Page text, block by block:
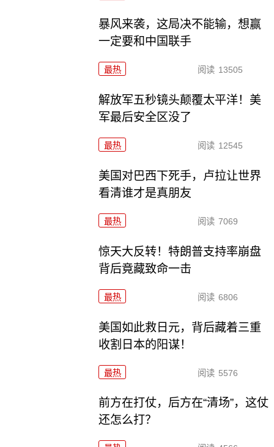
暴风来袭，这局决不能输，想赢
一定要和中国联手
最热 阅读 13505
解放军五秒镜头颠覆太平洋！美
军最后安全区没了
最热 阅读 12545
美国对巴西下死手，卢拉让世界
看清谁才是真朋友
最热 阅读 7069
惊天大反转！特朗普支持率崩盘
背后竟藏致命一击
最热 阅读 6806
美国如此救日元，背后藏着三重
收割日本的阳谋！
最热 阅读 5576
前方在打仗，后方在“清场”，这仗
还怎么打？